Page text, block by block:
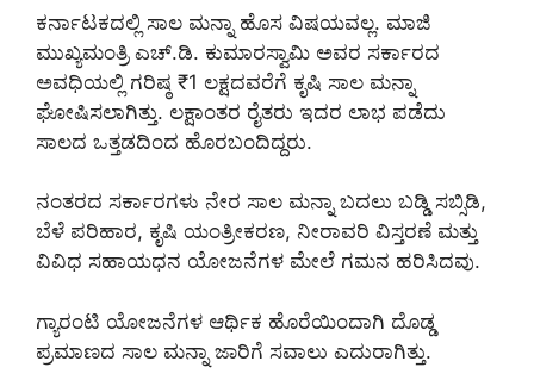
ಕರ್ನಾಟಕದಲ್ಲಿ ಸಾಲ ಮನ್ನಾ ಹೊಸ ವಿಷಯವಲ್ಲ. ಮಾಜಿ
ಮುಖ್ಯಮಂತ್ರಿ ಎಚ್.ಡಿ. ಕುಮಾರಸ್ವಾಮಿ ಅವರ ಸರ್ಕಾರದ
ಅವಧಿಯಲ್ಲಿ ಗರಿಷ್ಠ ₹1 ಲಕ್ಷದವರೆಗೆ ಕೃಷಿ ಸಾಲ ಮನ್ನಾ
ಘೋಷಿಸಲಾಗಿತ್ತು. ಲಕ್ಷಾಂತರ ರೈತರು ಇದರ ಲಾಭ ಪಡೆದು
ಸಾಲದ ಒತ್ತಡದಿಂದ ಹೊರಬಂದಿದ್ದರು.
ನಂತರದ ಸರ್ಕಾರಗಳು ನೇರ ಸಾಲ ಮನ್ನಾ ಬದಲು ಬಡ್ಡಿ ಸಬ್ಸಿಡಿ,
ಬೆಳೆ ಪರಿಹಾರ, ಕೃಷಿ ಯಂತ್ರೀಕರಣ, ನೀರಾವರಿ ವಿಸ್ತರಣೆ ಮತ್ತು
ವಿವಿಧ ಸಹಾಯಧನ ಯೋಜನೆಗಳ ಮೇಲೆ ಗಮನ ಹರಿಸಿದವು.
ಗ್ಯಾರಂಟಿ ಯೋಜನೆಗಳ ಆರ್ಥಿಕ ಹೊರೆಯಿಂದಾಗಿ ದೊಡ್ಡ
ಪ್ರಮಾಣದ ಸಾಲ ಮನ್ನಾ ಜಾರಿಗೆ ಸವಾಲು ಎದುರಾಗಿತ್ತು.